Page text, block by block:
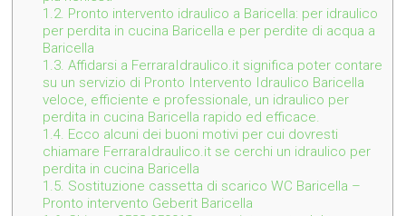
1.2. Pronto intervento idraulico a Baricella: per idraulico
per perdita in cucina Baricella e per perdite di acqua a
Baricella
1.3. Affidarsi a FerraraIdraulico.it significa poter contare
su un servizio di Pronto Intervento Idraulico Baricella
veloce, efficiente e professionale, un idraulico per
perdita in cucina Baricella rapido ed efficace.
1.4. Ecco alcuni dei buoni motivi per cui dovresti
chiamare FerraraIdraulico.it se cerchi un idraulico per
perdita in cucina Baricella
1.5. Sostituzione cassetta di scarico WC Baricella –
Pronto intervento Geberit Baricella